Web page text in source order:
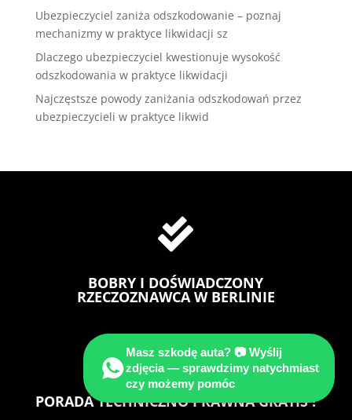
Ubezpieczyciel zaniża odszkodowanie – poznaj
mechanizmy w praktyce likwidacji sz
Dlaczego ubezpieczyciel kwestionuje wysokość
odszkodowania w praktyce likwidacji
Najczęstsze powody zaniżania odszkodowań przez
ubezpieczycieli w praktyce likwid

BOBRY I DOŚWIADCZONY
RZECZOZNAWCA W BERLINIE

PORADA TECHNICZNO PRAWNA GRATIS !
Masz szkodę auta? 📷 Wyślij
zdjęcia — sprawdzimy natychmiast
czy możemy pomóc